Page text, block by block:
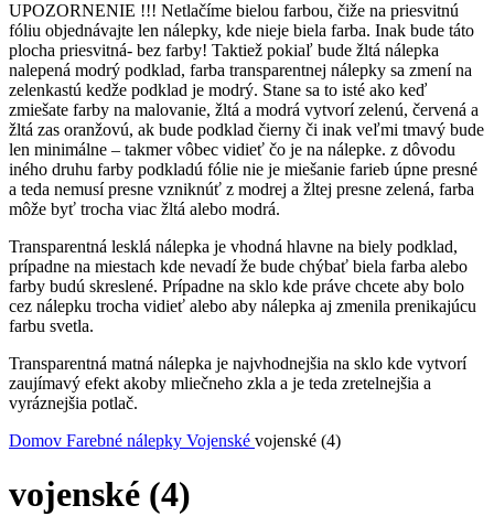
UPOZORNENIE !!! Netlačíme bielou farbou, čiže na priesvitnú
fóliu objednávajte len nálepky, kde nieje biela farba. Inak bude táto
plocha priesvitná- bez farby! Taktiež pokiaľ bude žltá nálepka
nalepená modrý podklad, farba transparentnej nálepky sa zmení na
zelenkastú kedže podklad je modrý. Stane sa to isté ako keď
zmiešate farby na malovanie, žltá a modrá vytvorí zelenú, červená a
žltá zas oranžovú, ak bude podklad čierny či inak veľmi tmavý bude
len minimálne – takmer vôbec vidieť čo je na nálepke. z dôvodu
iného druhu farby podkladú fólie nie je miešanie farieb úpne presné
a teda nemusí presne vzniknúť z modrej a žltej presne zelená, farba
môže byť trocha viac žltá alebo modrá.
Transparentná lesklá nálepka je vhodná hlavne na biely podklad,
prípadne na miestach kde nevadí že bude chýbať biela farba alebo
farby budú skreslené. Prípadne na sklo kde práve chcete aby bolo
cez nálepku trocha vidieť alebo aby nálepka aj zmenila prenikajúcu
farbu svetla.
Transparentná matná nálepka je najvhodnejšia na sklo kde vytvorí
zaujímavý efekt akoby mliečneho zkla a je teda zretelnejšia a
vyráznejšia potlač.
Domov Farebné nálepky Vojenské vojenské (4)
vojenské (4)